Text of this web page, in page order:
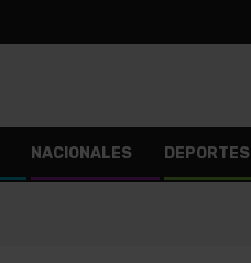
NACIONALES DEPORTES